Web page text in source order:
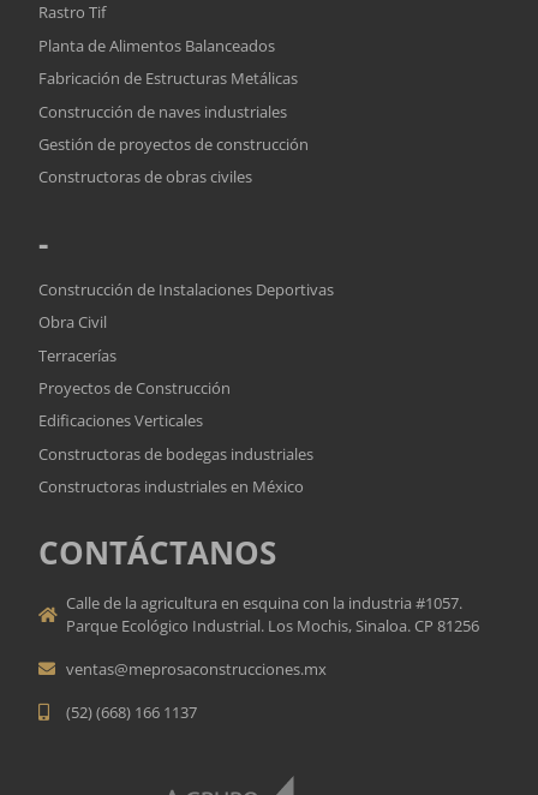
Rastro Tif
Planta de Alimentos Balanceados
Fabricación de Estructuras Metálicas
Construcción de naves industriales
Gestión de proyectos de construcción
Constructoras de obras civiles
-
Construcción de Instalaciones Deportivas
Obra Civil
Terracerías
Proyectos de Construcción
Edificaciones Verticales
Constructoras de bodegas industriales
Constructoras industriales en México
CONTÁCTANOS
Calle de la agricultura en esquina con la industria #1057.
Parque Ecológico Industrial. Los Mochis, Sinaloa. CP 81256
ventas@meprosaconstrucciones.mx
(52) (668) 166 1137